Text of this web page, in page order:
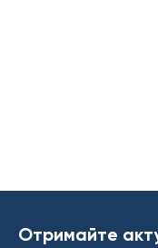
Отримайте